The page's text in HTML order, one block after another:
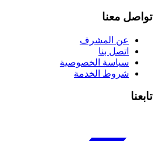
تواصل معنا
عن المشرف
اتصل بنا
سياسة الخصوصية
شروط الخدمة
تابعنا